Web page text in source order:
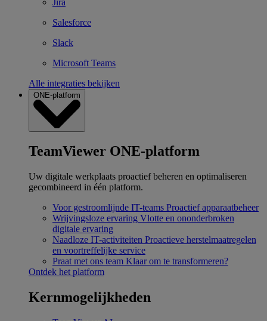
Jira
Salesforce
Slack
Microsoft Teams
Alle integraties bekijken
ONE-platform
TeamViewer ONE-platform
Uw digitale werkplaats proactief beheren en optimaliseren
gecombineerd in één platform.
Voor gestroomlijnde IT-teams Proactief apparaatbeheer
Wrijvingsloze ervaring Vlotte en ononderbroken
digitale ervaring
Naadloze IT-activiteiten Proactieve herstelmaatregelen
en voortreffelijke service
Praat met ons team Klaar om te transformeren?
Ontdek het platform
Kernmogelijkheden